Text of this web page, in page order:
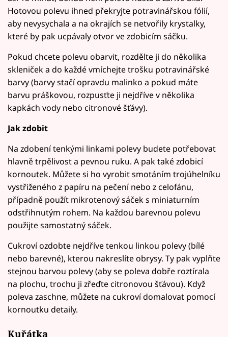
Hotovou polevu ihned překryjte potravinářskou fólií,
aby nevysychala a na okrajích se netvořily krystalky,
které by pak ucpávaly otvor ve zdobicím sáčku.
Pokud chcete polevu obarvit, rozdělte ji do několika
skleniček a do každé vmíchejte trošku potravinářské
barvy (barvy stačí opravdu malinko a pokud máte
barvu práškovou, rozpusťte ji nejdříve v několika
kapkách vody nebo citronové šťávy).
Jak zdobit
Na zdobení tenkými linkami polevy budete potřebovat
hlavně trpělivost a pevnou ruku. A pak také zdobicí
kornoutek. Můžete si ho vyrobit smotáním trojúhelníku
vystřiženého z papíru na pečení nebo z celofánu,
případně použít mikrotenový sáček s miniaturním
odstřihnutým rohem. Na každou barevnou polevu
použijte samostatný sáček.
Cukroví ozdobte nejdříve tenkou linkou polevy (bílé
nebo barevné), kterou nakreslíte obrysy. Ty pak vyplňte
stejnou barvou polevy (aby se poleva dobře roztírala
na plochu, trochu ji zřeďte citronovou šťávou). Když
poleva zaschne, můžete na cukroví domalovat pomocí
kornoutku detaily.
Kuřátka